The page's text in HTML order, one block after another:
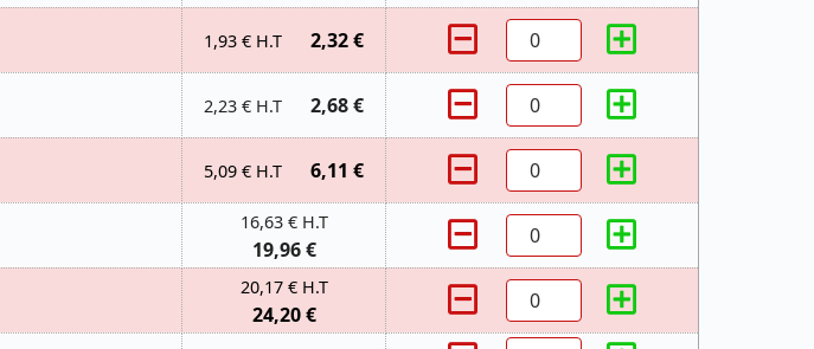
1,93 € H.T 2,32 €
2,23 € H.T 2,68 €
5,09 € H.T 6,11 €
16,63 € H.T
19,96 €
20,17 € H.T
24,20 €